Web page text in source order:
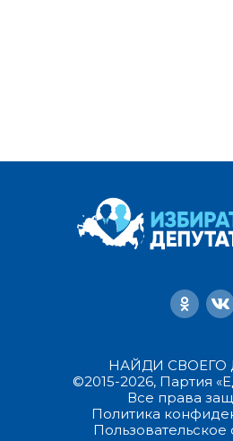
НАЙДИ СВОЕГО
©2015-2026, Партия
Все права
Политика